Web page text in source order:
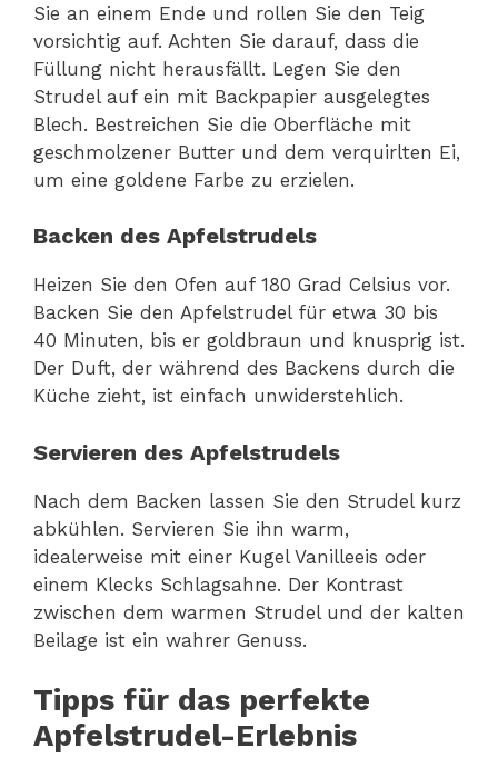
Sie an einem Ende und rollen Sie den Teig
vorsichtig auf. Achten Sie darauf, dass die
Füllung nicht herausfällt. Legen Sie den
Strudel auf ein mit Backpapier ausgelegtes
Blech. Bestreichen Sie die Oberfläche mit
geschmolzener Butter und dem verquirlten Ei,
um eine goldene Farbe zu erzielen.
Backen des Apfelstrudels
Heizen Sie den Ofen auf 180 Grad Celsius vor.
Backen Sie den Apfelstrudel für etwa 30 bis
40 Minuten, bis er goldbraun und knusprig ist.
Der Duft, der während des Backens durch die
Küche zieht, ist einfach unwiderstehlich.
Servieren des Apfelstrudels
Nach dem Backen lassen Sie den Strudel kurz
abkühlen. Servieren Sie ihn warm,
idealerweise mit einer Kugel Vanilleeis oder
einem Klecks Schlagsahne. Der Kontrast
zwischen dem warmen Strudel und der kalten
Beilage ist ein wahrer Genuss.
Tipps für das perfekte
Apfelstrudel-Erlebnis